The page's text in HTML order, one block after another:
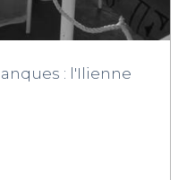
Croisières Marseille Calanques : l'Ilienne